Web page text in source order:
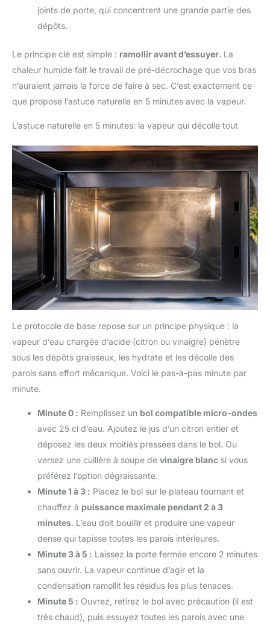
joints de porte, qui concentrent une grande partie des
dépôts.
Le principe clé est simple : ramollir avant d’essuyer. La
chaleur humide fait le travail de pré-décrochage que vos bras
n’auraient jamais la force de faire à sec. C’est exactement ce
que propose l’astuce naturelle en 5 minutes avec la vapeur.
L’astuce naturelle en 5 minutes: la vapeur qui décolle tout
Le protocole de base repose sur un principe physique : la
vapeur d’eau chargée d’acide (citron ou vinaigre) pénètre
sous les dépôts graisseux, les hydrate et les décolle des
parois sans effort mécanique. Voici le pas-à-pas minute par
minute.
Minute 0 : Remplissez un bol compatible micro-ondes
avec 25 cl d’eau. Ajoutez le jus d’un citron entier et
déposez les deux moitiés pressées dans le bol. Ou
versez une cuillère à soupe de vinaigre blanc si vous
préférez l’option dégraissante.
Minute 1 à 3 : Placez le bol sur le plateau tournant et
chauffez à puissance maximale pendant 2 à 3
minutes. L’eau doit bouillir et produire une vapeur
dense qui tapisse toutes les parois intérieures.
Minute 3 à 5 : Laissez la porte fermée encore 2 minutes
sans ouvrir. La vapeur continue d’agir et la
condensation ramollit les résidus les plus tenaces.
Minute 5 : Ouvrez, retirez le bol avec précaution (il est
très chaud), puis essuyez toutes les parois avec une